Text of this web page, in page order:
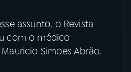
assunto, o Revista
com o médico
Simōes Abrão.